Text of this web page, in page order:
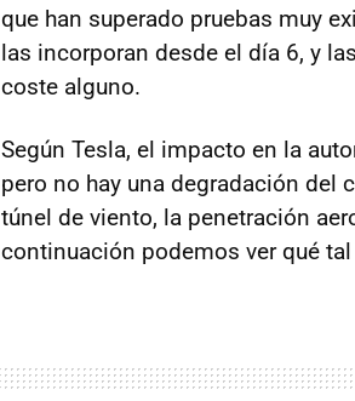
que han superado pruebas muy
las incorporan desde el día 6, y
coste alguno.
Según Tesla, el impacto en la
pero no hay una degradación del
túnel de viento, la penetración
continuación podemos ver qué